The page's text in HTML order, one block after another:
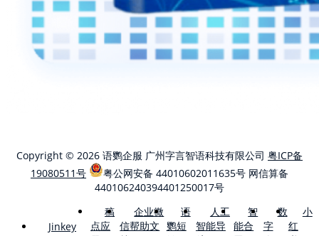
Copyright © 2026 语鹦企服 广州字言智语科技有限公司 粤ICP备
19080511号
粤公网安备 44010602011635号 网信算备
440106240394401250017号
Jinkey
稿
点应
企业微
信帮助文
语
鹦短
人工
智能导
智
能合
数
字
小
红